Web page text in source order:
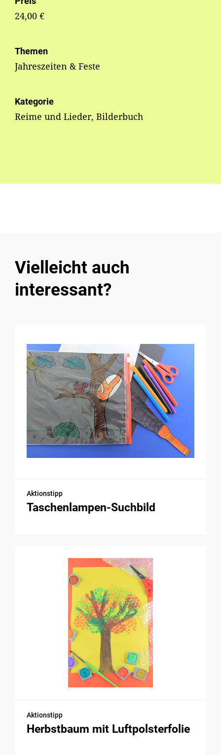
24,00 €
Themen
Jahreszeiten & Feste
Kategorie
Reime und Lieder, Bilderbuch
Vielleicht auch
interessant?
Aktionstipp
Taschenlampen-Suchbild
Aktionstipp
Herbstbaum mit Luftpolsterfolie